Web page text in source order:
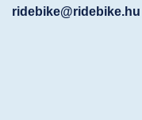
ridebike@ridebike.hu